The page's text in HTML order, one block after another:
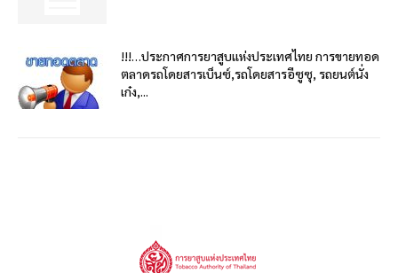
!!!…ประกาศการยาสูบแห่งประเทศไทย การขายทอด
ตลาดรถโดยสารเบ็นซ์,รถโดยสารอีซูซุ, รถยนต์นั่ง
เก๋ง,...